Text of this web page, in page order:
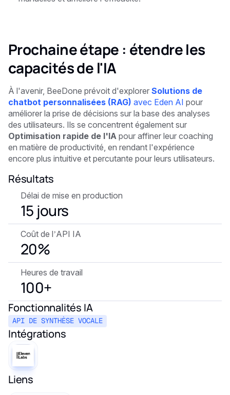
Prochaine étape : étendre les
capacités de l'IA
À l'avenir, BeeDone prévoit d'explorer Solutions de
chatbot personnalisées (RAG) avec Eden AI pour
améliorer la prise de décisions sur la base des analyses
des utilisateurs. Ils se concentrent également sur
Optimisation rapide de l'IA pour affiner leur coaching
en matière de productivité, en rendant l'expérience
encore plus intuitive et percutante pour leurs utilisateurs.
Résultats
Délai de mise en production
15 jours
Coût de l’API IA
20%
Heures de travail
100+
Fonctionnalités IA
API DE SYNTHÈSE VOCALE
Intégrations
Liens